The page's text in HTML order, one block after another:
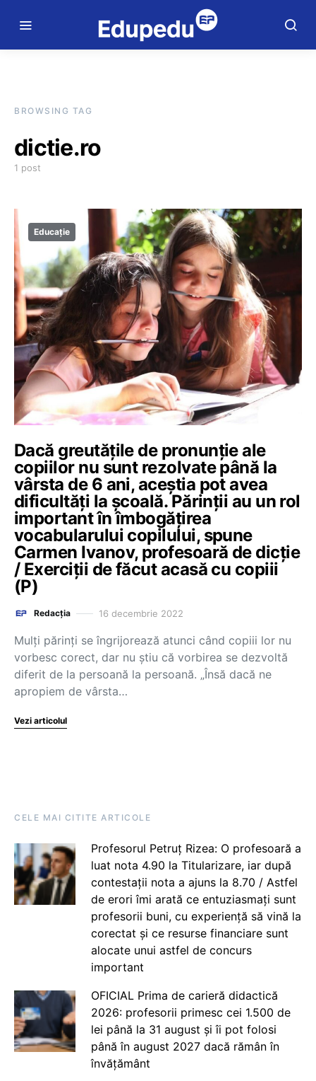
BROWSING TAG
dictie.ro
1 post
Educație
Dacă greutățile de pronunție ale
copiilor nu sunt rezolvate până la
vârsta de 6 ani, aceștia pot avea
dificultăți la școală. Părinții au un rol
important în îmbogățirea
vocabularului copilului, spune
Carmen Ivanov, profesoară de dicție
/ Exerciții de făcut acasă cu copiii
(P)
Redacția 16 decembrie 2022
Mulți părinți se îngrijorează atunci când copiii lor nu
vorbesc corect, dar nu știu că vorbirea se dezvoltă
diferit de la persoană la persoană. „Însă dacă ne
apropiem de vârsta…
Vezi articolul
CELE MAI CITITE ARTICOLE
Profesorul Petruț Rizea: O profesoară a
luat nota 4.90 la Titularizare, iar după
contestații nota a ajuns la 8.70 / Astfel
de erori îmi arată ce entuziasmați sunt
profesorii buni, cu experiență să vină la
corectat și ce resurse financiare sunt
alocate unui astfel de concurs
important
OFICIAL Prima de carieră didactică
2026: profesorii primesc cei 1.500 de
lei până la 31 august și îi pot folosi
până în august 2027 dacă rămân în
învățământ